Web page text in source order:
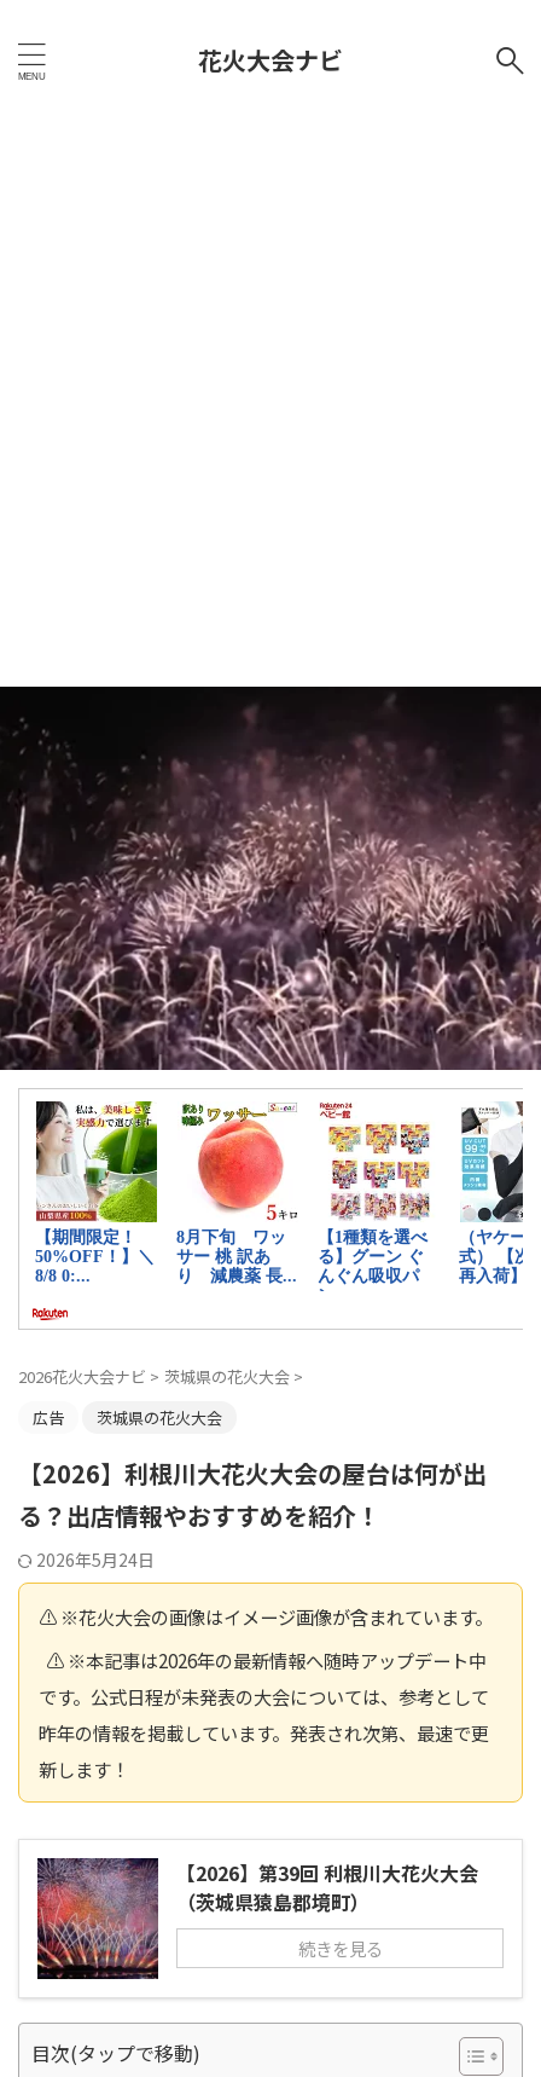
花火大会ナビ
2026花火大会ナビ > 茨城県の花火大会 >
広告
茨城県の花火大会
【2026】利根川大花火大会の屋台は何が出
る？出店情報やおすすめを紹介！
2026年5月24日
⚠️ ※花火大会の画像はイメージ画像が含まれています。
⚠️ ※本記事は2026年の最新情報へ随時アップデート中
です。公式日程が未発表の大会については、参考として
昨年の情報を掲載しています。発表され次第、最速で更
新します！
【2026】第39回 利根川大花火大会
（茨城県猿島郡境町）
続きを見る
目次(タップで移動)